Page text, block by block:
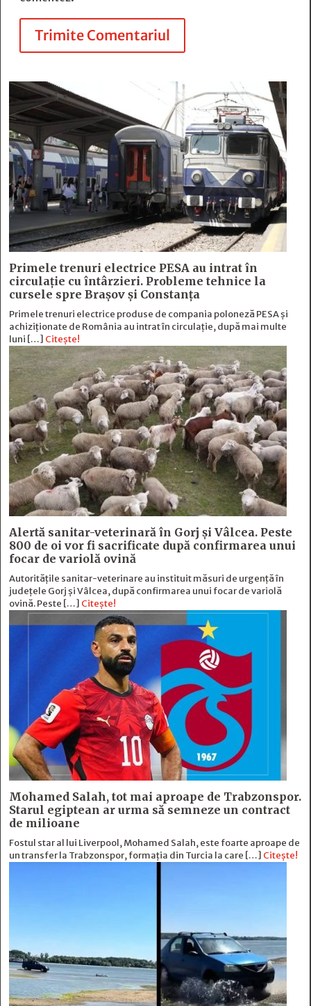
Trimite Comentariul
Primele trenuri electrice PESA au intrat în
circulație cu întârzieri. Probleme tehnice la
cursele spre Brașov și Constanța
Primele trenuri electrice produse de compania poloneză PESA și
achiziționate de România au intrat în circulație, după mai multe
luni […] Citește!
Alertă sanitar-veterinară în Gorj și Vâlcea. Peste
800 de oi vor fi sacrificate după confirmarea unui
focar de variolă ovină
Autoritățile sanitar-veterinare au instituit măsuri de urgență în
județele Gorj și Vâlcea, după confirmarea unui focar de variolă
ovină. Peste […] Citește!
Mohamed Salah, tot mai aproape de Trabzonspor.
Starul egiptean ar urma să semneze un contract
de milioane
Fostul star al lui Liverpool, Mohamed Salah, este foarte aproape de
un transfer la Trabzonspor, formația din Turcia la care […] Citește!